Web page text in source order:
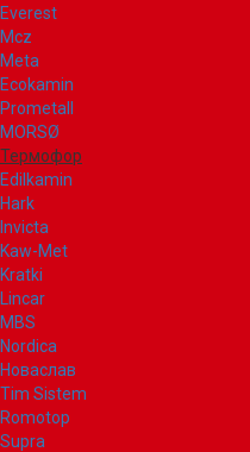
Everest
Mcz
Meta
Ecokamin
Prometall
MORSØ
Термофор
Edilkamin
Hark
Invicta
Kaw-Met
Kratki
Lincar
MBS
Nordica
Новаслав
Tim Sistem
Romotop
Supra